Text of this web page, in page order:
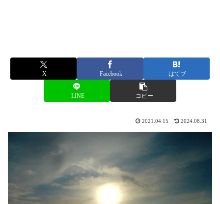
X Facebook はてブ
LINE コピー
2021.04.15 2024.08.31